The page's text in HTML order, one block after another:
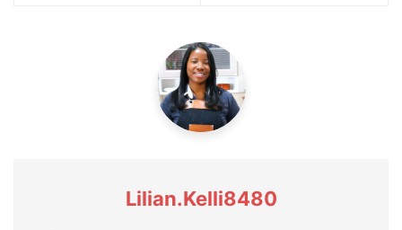
Lilian.kelli8480